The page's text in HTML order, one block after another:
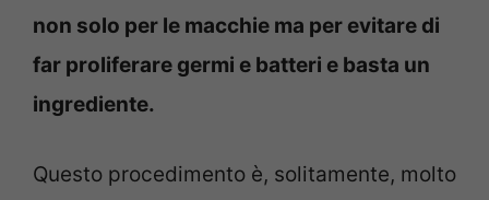
non solo per le macchie ma per evitare di
far proliferare germi e batteri e basta un
ingrediente.
Questo procedimento è, solitamente, molto